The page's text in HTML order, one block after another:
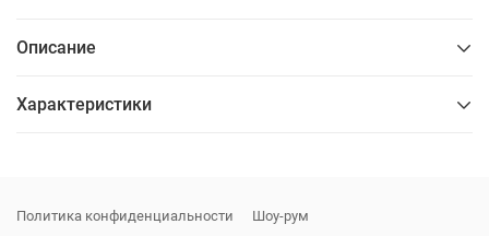
Описание
Характеристики
Упаковка
Политика конфиденциальности
Шоу-рум